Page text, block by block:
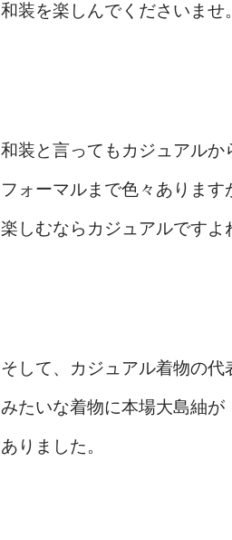
和装を楽しんでくださいませ。
和装と言ってもカジュアルか
フォーマルまで色々あります
楽しむならカジュアルですよ
そして、カジュアル着物の代
みたいな着物に本場大島紬が
ありました。